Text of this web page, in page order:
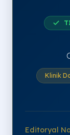
Klinik
Editoryal